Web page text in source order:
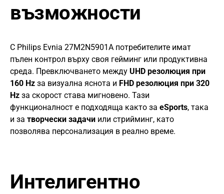
възможности
С Philips Evnia 27M2N5901A потребителите имат
пълен контрол върху своя гейминг или продуктивна
среда. Превключването между UHD резолюция при
160 Hz за визуална яснота и FHD резолюция при 320
Hz за скорост става мигновено. Тази
функционалност е подходяща както за eSports, така
и за творчески задачи или стрийминг, като
позволява персонализация в реално време.
Интелигентно